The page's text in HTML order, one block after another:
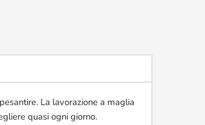
La lavorazione a maglia
quasi ogni giorno.